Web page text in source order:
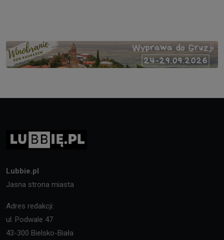
Lubbie.pl
Jasna strona miasta
Adres redakcji:
ul. Podwale 47
43-300 Bielsko-Biała